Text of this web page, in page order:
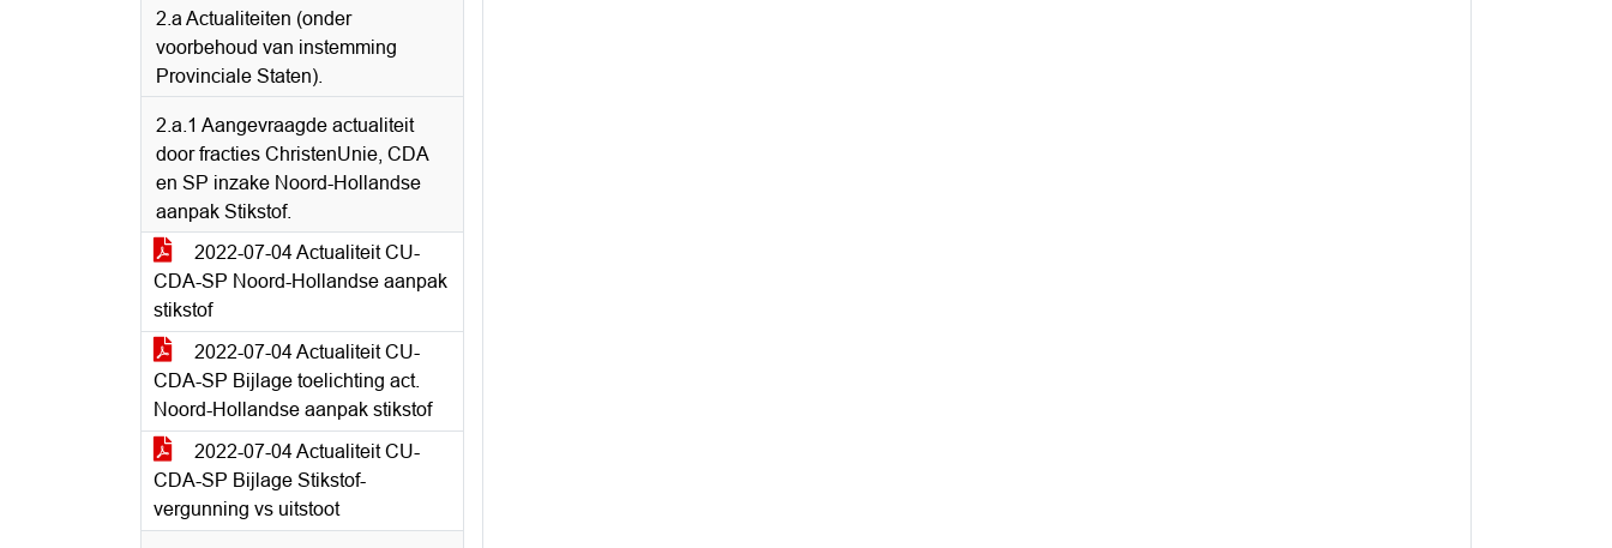
2.a Actualiteiten (onder
voorbehoud van instemming
Provinciale Staten).
2.a.1 Aangevraagde actualiteit
door fracties ChristenUnie, CDA
en SP inzake Noord-Hollandse
aanpak Stikstof.
2022-07-04 Actualiteit CU-
CDA-SP Noord-Hollandse aanpak
stikstof
2022-07-04 Actualiteit CU-
CDA-SP Bijlage toelichting act.
Noord-Hollandse aanpak stikstof
2022-07-04 Actualiteit CU-
CDA-SP Bijlage Stikstof-
vergunning vs uitstoot